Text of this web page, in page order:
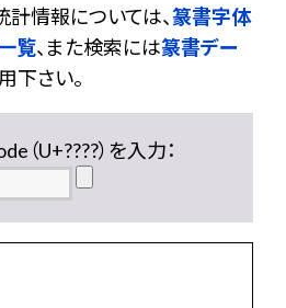
情報については、篆書字体
覧、また検索には篆書デー
下さい。
（U+????）を入力：